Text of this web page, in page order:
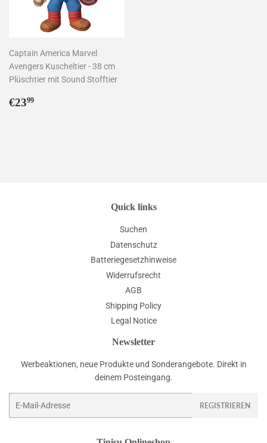
Captain America Marvel
Avengers Kuscheltier - 38 cm
Plüschtier mit Sound Stofftier
Normaler
€2399
Quick links
Suchen
Datenschutz
Batteriegesetzhinweise
Widerrufsrecht
AGB
Shipping Policy
Legal Notice
Newsletter
Werbeaktionen, neue Produkte und Sonderangebote. Direkt in
deinem Posteingang.
REGISTRIEREN